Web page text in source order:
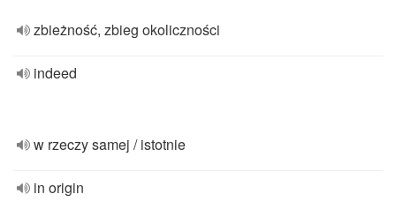
zbieżność, zbieg okoliczności
indeed
w rzeczy samej / istotnie
in origin